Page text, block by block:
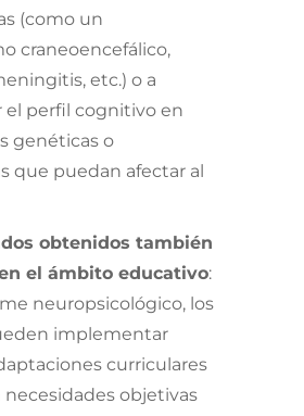
(como un
craneoencefálico,
etc.) o a
el perfil cognitivo en
genéticas o
que puedan afectar al
obtenidos también
el ámbito educativo:
neuropsicológico, los
implementar
curriculares
necesidades objetivas